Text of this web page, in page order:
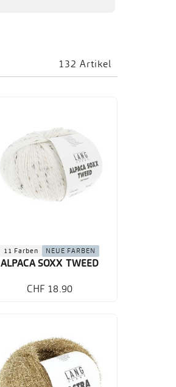
132 Artikel
11 Farben NEUE FARBEN
ALPACA SOXX TWEED
CHF 18.90